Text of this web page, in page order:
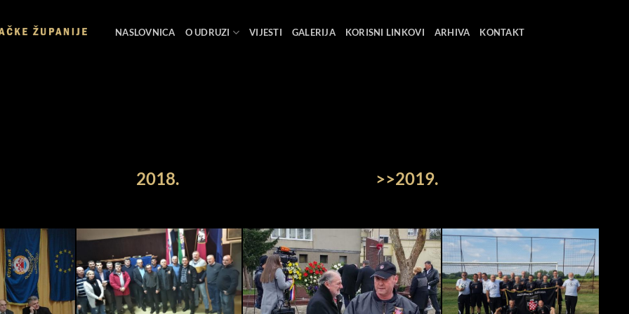
NASLOVNICA O UDRUZI VIJESTI GALERIJA KORISNI LINKOVI ARHIVA KONTAKT
2018. >>2019.